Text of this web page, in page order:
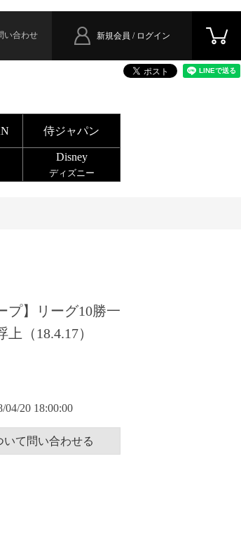
新規会員 / ログイン
い合わせ
侍ジャパン
Disney
ディズニー
プ】リーグ10勝一
（18.4.17）
04/20 18:00:00
いて問い合わせる